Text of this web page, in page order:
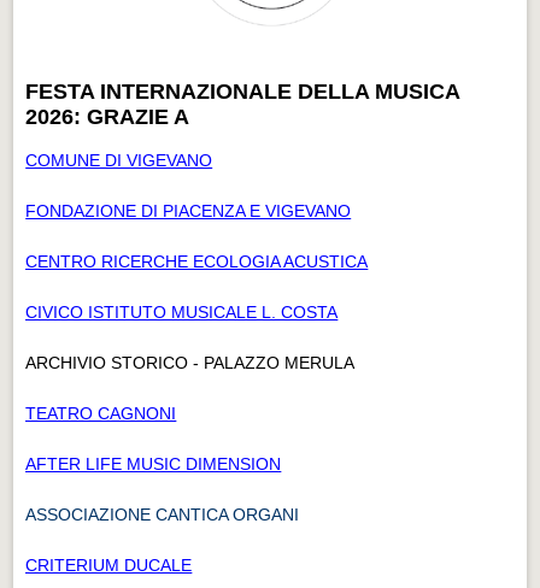
FESTA INTERNAZIONALE DELLA MUSICA
2026: GRAZIE A
COMUNE DI VIGEVANO
FONDAZIONE DI PIACENZA E VIGEVANO
CENTRO RICERCHE ECOLOGIA ACUSTICA
CIVICO ISTITUTO MUSICALE L. COSTA
ARCHIVIO STORICO - PALAZZO MERULA
TEATRO CAGNONI
AFTER LIFE MUSIC DIMENSION
ASSOCIAZIONE CANTICA ORGANI
CRITERIUM DUCALE